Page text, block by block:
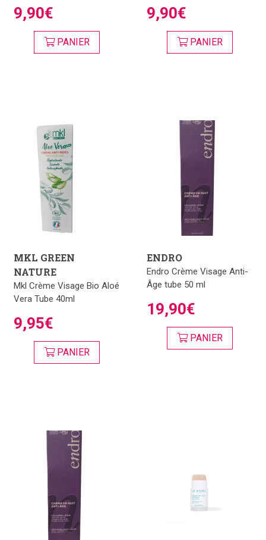
9,90€
PANIER
9,90€
PANIER
MKL GREEN
NATURE
Mkl Crème Visage Bio Aloé
Vera Tube 40ml
9,95€
PANIER
ENDRO
Endro Crème Visage Anti-
Âge tube 50 ml
19,90€
PANIER